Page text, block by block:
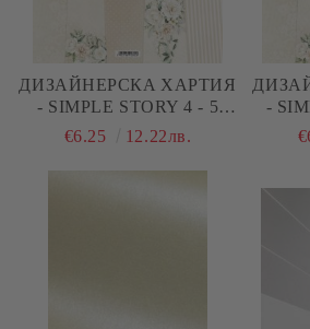
ДИЗАЙНЕРСКA ХАРТИЯ
- SIMPLE STORY 4 - 5
ЛИСТА
€6.25 12.22лв.
-